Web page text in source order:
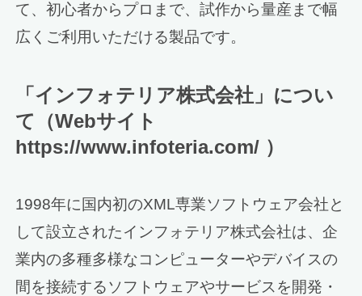
て、初心者からプロまで、試作から量産まで幅
広くご利用いただける製品です。
「インフォテリア株式会社」につい
て（Webサイト
https://www.infoteria.com/ ）
1998年に国内初のXML専業ソフトウェア会社と
して設立されたインフォテリア株式会社は、企
業内の多種多様なコンピューターやデバイスの
間を接続するソフトウェアやサービスを開発・